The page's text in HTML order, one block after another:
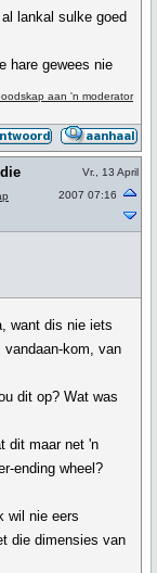
lankal sulke goed
hare gewees nie
aan 'n moderator
Vr., 13 April
2007 07:16
want dis nie iets
kom, van
dit op? Wat was
dit maar net 'n
ending wheel?
wil nie eers
die dimensies van